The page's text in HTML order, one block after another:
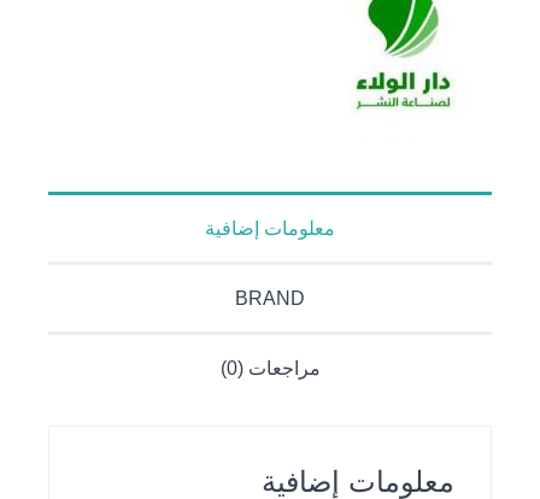
معلومات إضافية
BRAND
مراجعات (0)
معلومات إضافية